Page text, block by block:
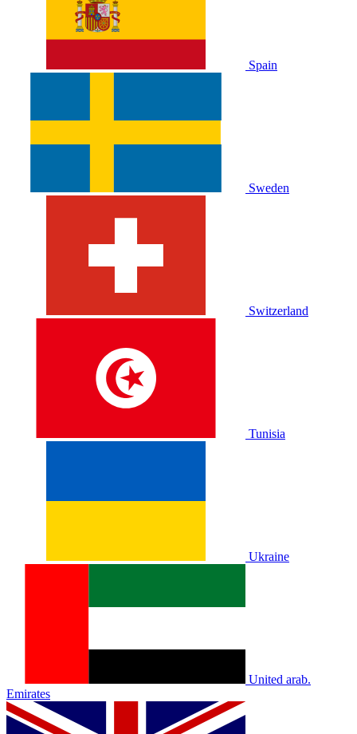
Spain
Sweden
Switzerland
Tunisia
Ukraine
United arab.
Emirates